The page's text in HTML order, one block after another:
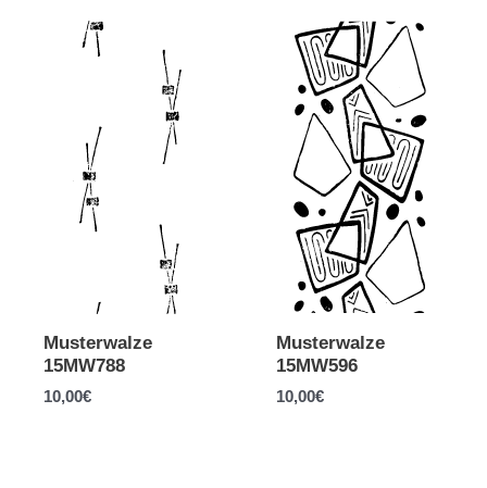
Musterwalze
15MW788
10,00€
Musterwalze
15MW596
10,00€